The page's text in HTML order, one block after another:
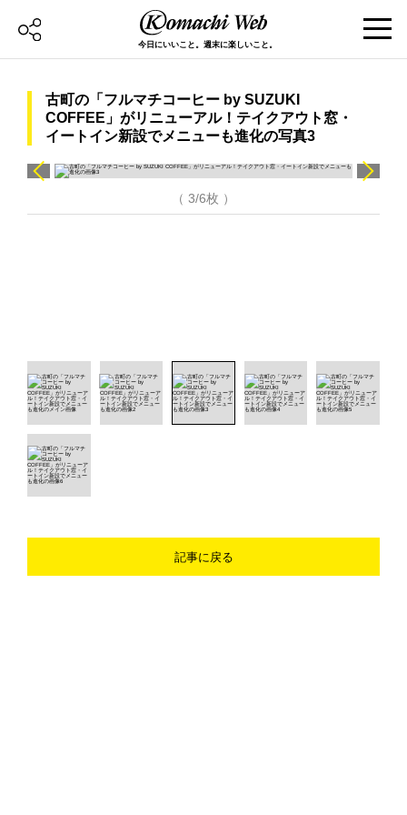
今日にいいこと。週末に楽しいこと。
古町の「フルマチコーヒー by SUZUKI
COFFEE」がリニューアル！テイクアウト窓・
イートイン新設でメニューも進化の写真3
（ 3/6枚 ）
記事に戻る